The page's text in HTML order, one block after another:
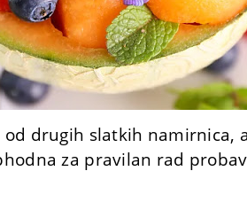
drugih slatkih namirnica,
za pravilan rad